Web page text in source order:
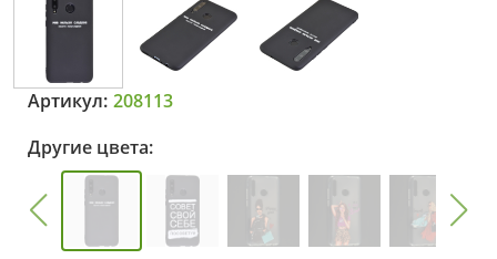
Артикул: 208113
Другие цвета: